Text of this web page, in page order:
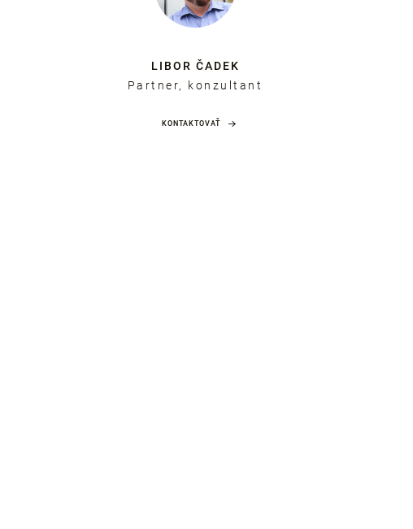
LIBOR ČADEK
Partner, konzultant
KONTAKTOVAŤ